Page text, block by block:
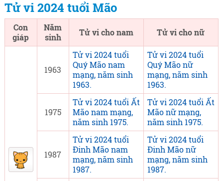
Tử vi 2024 tuổi Mão
Con
giáp
Năm
sinh
Tử vi cho nam Tử vi cho nữ
1963
Tử vi 2024 tuổi
Quý Mão nam
mạng, năm sinh
1963.
Tử vi 2024 tuổi
Quý Mão nữ
mạng, năm sinh
1963.
1975
Tử vi 2024 tuổi Ất
Mão nam mạng,
năm sinh 1975.
Tử vi 2024 tuổi Ất
Mão nữ mạng,
năm sinh 1975.
1987
Tử vi 2024 tuổi
Đinh Mão nam
mạng, năm sinh
1987.
Tử vi 2024 tuổi
Đinh Mão nữ
mạng, năm sinh
1987.